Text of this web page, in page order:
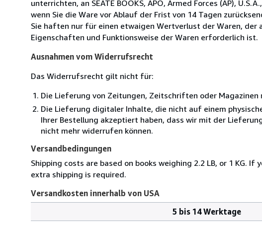
unterrichten, an SEATE BOOKS, APO, Armed Forces (AP),
wenn Sie die Ware vor Ablauf der Frist von 14 Tagen
Sie haften nur für einen etwaigen Wertverlust der Waren,
Eigenschaften und Funktionsweise der Waren erforderlich ist.
Ausnahmen vom Widerrufsrecht
Das Widerrufsrecht gilt nicht für:
Die Lieferung von Zeitungen, Zeitschriften oder
Die Lieferung digitaler Inhalte, die nicht auf einem
Ihrer Bestellung akzeptiert haben, dass wir mit der
nicht mehr widerrufen können.
Versandbedingungen
Shipping costs are based on books weighing 2.2 LB, or 1 KG.
extra shipping is required.
Versandkosten innerhalb von USA
5 bis 14 Werktage